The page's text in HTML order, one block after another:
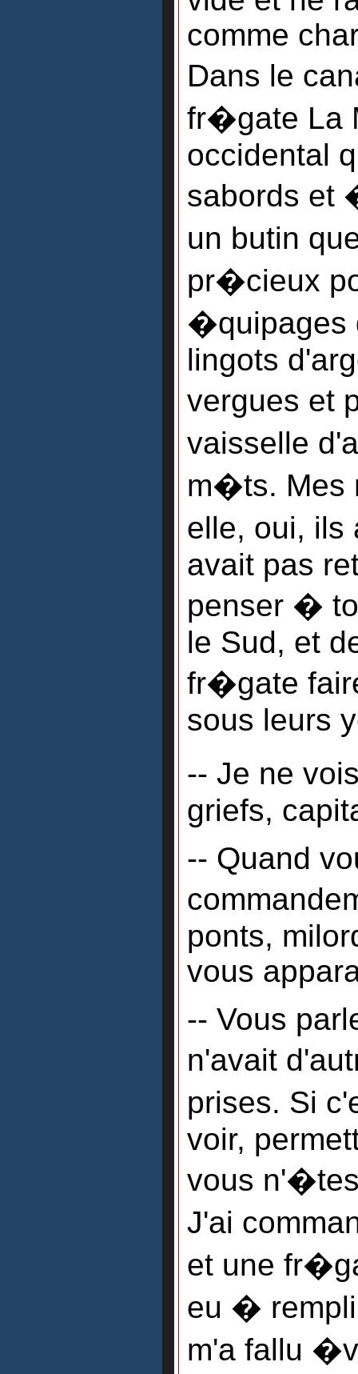
comme
Dans le
fr�gate La
occidental
sabords
un butin
pr�cieux
�quipages
lingots
vergues et
vaisselle
m�ts. Mes
elle, oui,
avait pas
penser �
le Sud, et
fr�gate
sous leurs
-- Je ne
griefs,
-- Quand
ponts,
vous
-- Vous
n'avait
prises. Si
voir,
vous
J'ai
et une
eu �
m'a fallu